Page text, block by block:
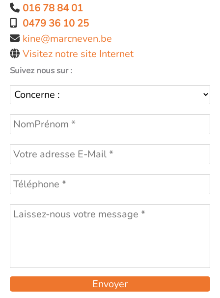
016 78 84 01
0479 36 10 25
kine@marcneven.be
Visitez notre site Internet
Suivez nous sur :
Envoyer